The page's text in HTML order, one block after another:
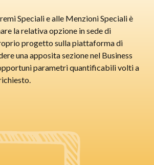
Speciali e alle Menzioni Speciali è
la relativa opzione in sede di
progetto sulla piattaforma di
una apposita sezione nel Business
parametri quantificabili volti a